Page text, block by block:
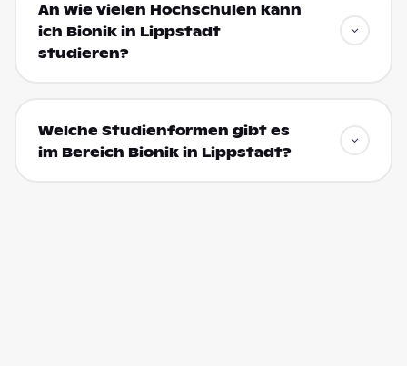
An wie vielen Hochschulen kann
ich Bionik in Lippstadt
studieren?
Welche Studienformen gibt es
im Bereich Bionik in Lippstadt?